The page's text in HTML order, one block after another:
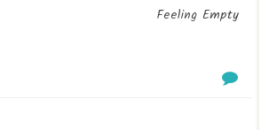
Feeling Empty